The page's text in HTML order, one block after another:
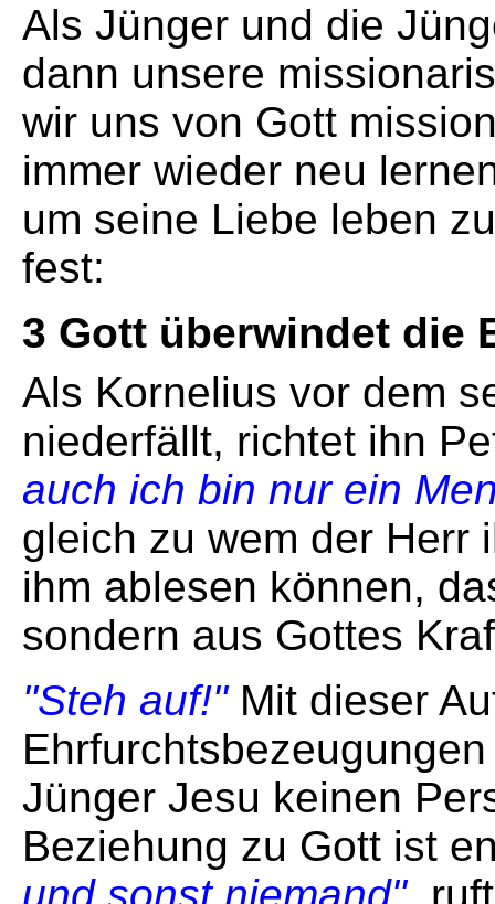
Als Jünger und die
dann unsere
wir uns von Gott
immer wieder neu
um seine Liebe leben
fest:
3 Gott überwindet die
Als Kornelius vor dem
niederfällt, richtet ihn
auch ich bin nur ein
gleich zu wem der Herr
ihm ablesen können,
sondern aus Gottes
"Steh auf!" Mit dieser
Jünger Jesu keinen
Beziehung zu Gott ist